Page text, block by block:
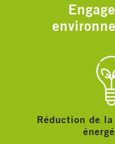
Réduction de